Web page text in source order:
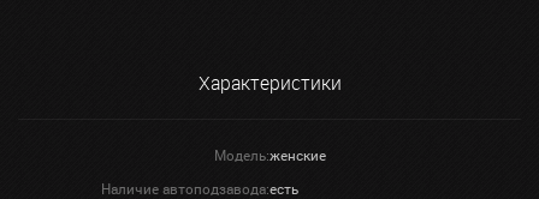
Характеристики
Модель:женские
Наличие автоподзавода:есть